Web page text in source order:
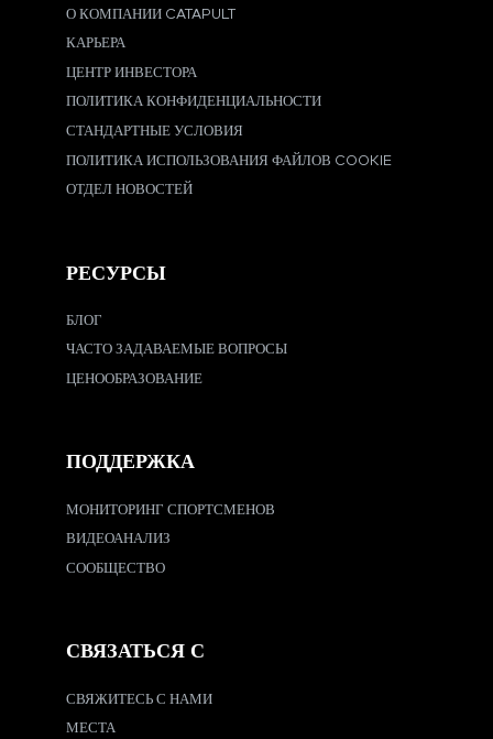
О КОМПАНИИ CATAPULT
КАРЬЕРА
ЦЕНТР ИНВЕСТОРА
ПОЛИТИКА КОНФИДЕНЦИАЛЬНОСТИ
СТАНДАРТНЫЕ УСЛОВИЯ
ПОЛИТИКА ИСПОЛЬЗОВАНИЯ ФАЙЛОВ COOKIE
ОТДЕЛ НОВОСТЕЙ
РЕСУРСЫ
БЛОГ
ЧАСТО ЗАДАВАЕМЫЕ ВОПРОСЫ
ЦЕНООБРАЗОВАНИЕ
ПОДДЕРЖКА
МОНИТОРИНГ СПОРТСМЕНОВ
ВИДЕОАНАЛИЗ
СООБЩЕСТВО
СВЯЗАТЬСЯ С
СВЯЖИТЕСЬ С НАМИ
МЕСТА